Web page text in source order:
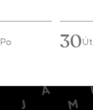
Po 30Út